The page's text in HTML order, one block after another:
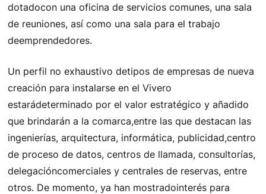
dotadocon una oficina de servicios comunes, una sala
de reuniones, así como una sala para el trabajo
deemprendedores.
Un perfil no exhaustivo detipos de empresas de nueva
creación para instalarse en el Vivero
estarádeterminado por el valor estratégico y añadido
que brindarán a la comarca,entre las que destacan las
ingenierías, arquitectura, informática, publicidad,centro
de proceso de datos, centros de llamada, consultorías,
delegacióncomerciales y centrales de reservas, entre
otros. De momento, ya han mostradointerés para